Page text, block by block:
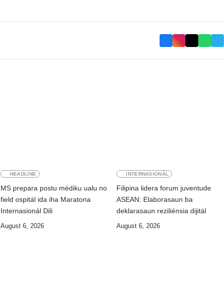
HEADLINE
MS prepara postu médiku ualu no
field ospitál ida iha Maratona
Internasionál Dili
August 6, 2026
INTERNASIONÁL
Filipina lidera forum juventude
ASEAN: Elaborasaun ba
deklarasaun reziliénsia dijitál
August 6, 2026